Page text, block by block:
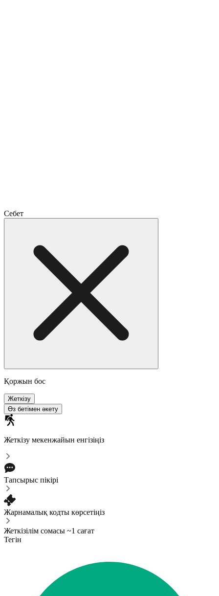
Себет
Қоржын бос
Жеткізу
Өз бетімен әкету
Жеткізу мекенжайын енгізіңіз
Тапсырыс пікірі
Жарнамалық кодты көрсетіңіз
Жеткізілім сомасы ~1 сағат
Тегін